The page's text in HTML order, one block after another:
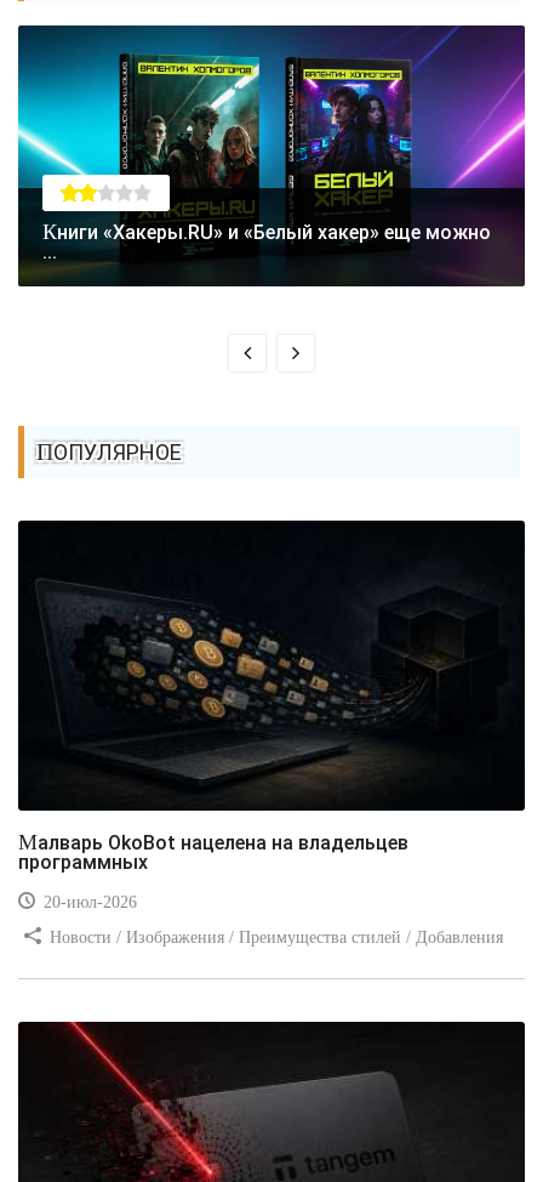
Книги «Хакеры.RU» и «Белый хакер» еще можно
...
ПОПУЛЯРНОЕ
Малварь OkoBot нацелена на владельцев
программных
20-июл-2026
Новости / Изображения / Преимущества стилей / Добавления